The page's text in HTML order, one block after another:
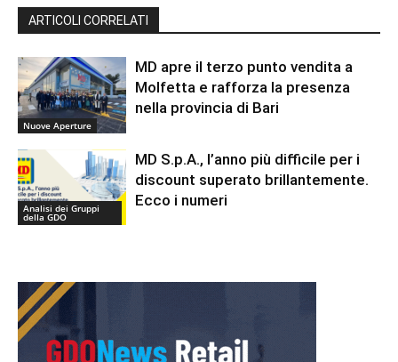
ARTICOLI CORRELATI
Nuove Aperture
MD apre il terzo punto vendita a
Molfetta e rafforza la presenza
nella provincia di Bari
Analisi dei Gruppi
della GDO
MD S.p.A., l’anno più difficile per i
discount superato brillantemente.
Ecco i numeri